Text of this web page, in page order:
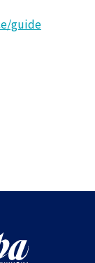
guide